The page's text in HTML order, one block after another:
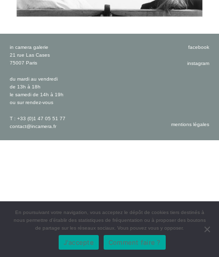
in camera galerie
21 rue Las Cases
75007 Paris
du mardi au vendredi
de 13h à 18h
le samedi de 14h à 19h
ou sur rendez-vous
T : +33 (0)1 47 05 51 77
contact@incamera.fr
facebook
instagram
mentions légales
En poursuivant votre navigation, vous acceptez le dépôt de cookies tiers destinés à
nous permettre d’établir des statistiques de fréquentation ou à proposer des boutons
de partage sur les réseaux sociaux. Vous pouvez vous y opposer.
J'accepte Comment faire ?